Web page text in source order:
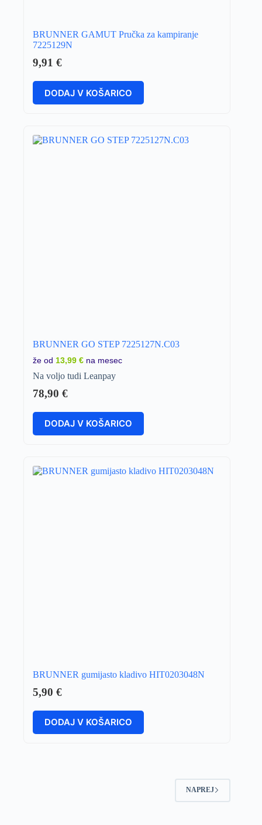
BRUNNER GAMUT Pručka za kampiranje
7225129N
9,91 €
DODAJ V KOŠARICO
BRUNNER GO STEP 7225127N.C03
že od 13,99 € na mesec
Na voljo tudi Leanpay
78,90 €
DODAJ V KOŠARICO
BRUNNER gumijasto kladivo HIT0203048N
5,90 €
DODAJ V KOŠARICO
NAPREJ